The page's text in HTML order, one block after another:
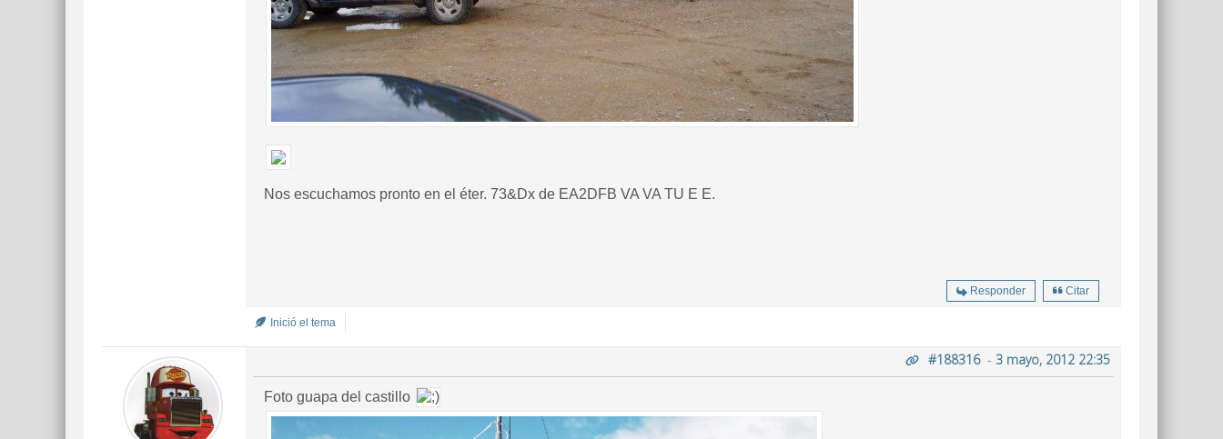
Nos escuchamos pronto en el éter. 73&Dx de EA2DFB VA VA TU E E.
Responder Citar
Inició el tema
#188316- 3 mayo, 2012 22:35
Foto guapa del castillo